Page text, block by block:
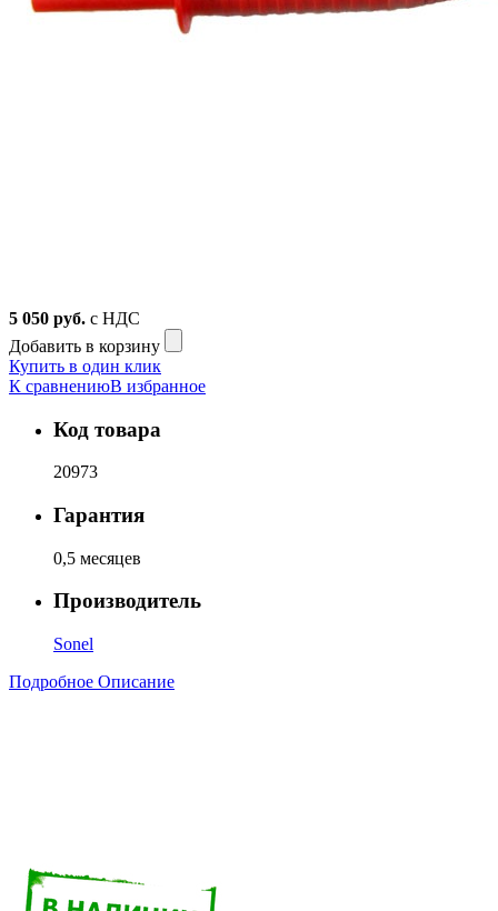
5 050 руб. с НДС
Добавить в корзину
Купить в один клик
К сравнениюВ избранное
Код товара
20973
Гарантия
0,5 месяцев
Производитель
Sonel
Подробное Описание